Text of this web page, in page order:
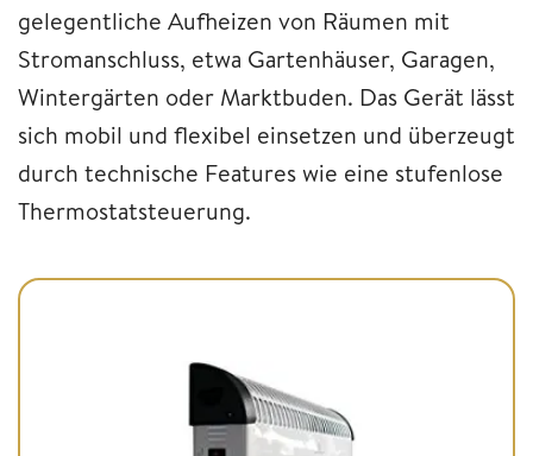
gelegentliche Aufheizen von Räumen mit
Stromanschluss, etwa Gartenhäuser, Garagen,
Wintergärten oder Marktbuden. Das Gerät lässt
sich mobil und flexibel einsetzen und überzeugt
durch technische Features wie eine stufenlose
Thermostatsteuerung.